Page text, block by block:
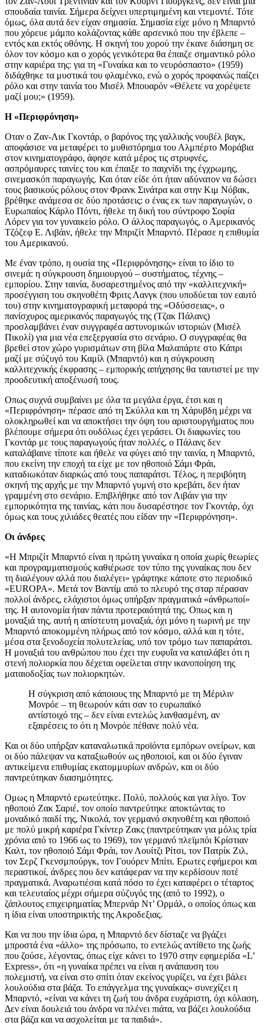
σπουδαία ταινία. Σήμερα δείχνει υπερτιμημένη και ντεμοντέ. Τότε
όμως, όλα αυτά δεν είχαν σημασία. Σημασία είχε μόνο η Μπαρντό
που χόρευε μάμπο κολάζοντας κάθε αρσενικό που την έβλεπε –
εντός και εκτός οθόνης. Η σκηνή του χορού την έκανε διάσημη σε
όλον τον κόσμο και ο χορός γενικότερα θα έπαιζε σημαντικό ρόλο
στην καριέρα της: για τη «Γυναίκα και το νευρόσπαστο» (1959)
διδάχθηκε τα μυστικά του φλαμένκο, ενώ ο χορός προφανώς παίζει
ρόλο και στην ταινία του Μισέλ Μπουαρόν «Θέλετε να χορέψετε
μαζί μου;» (1959).
Η «Περιφρόνηση»
Οταν ο Ζαν-Λικ Γκοντάρ, ο βαρόνος της γαλλικής νουβέλ βαγκ,
αποφάσισε να μεταφέρει το μυθιστόρημα του Αλμπέρτο Μοράβια
στον κινηματογράφο, άφησε κατά μέρος τις στρυφνές,
ασπρόμαυρες ταινίες του και έπαιξε το παιχνίδι της έγχρωμης,
σινεμασκόπ παραγωγής. Και όταν είδε ότι ήταν αδύνατον να δώσει
τους βασικούς ρόλους στον Φρανκ Σινάτρα και στην Κιμ Νόβακ,
βρέθηκε ανάμεσα σε δύο προτάσεις: ο ένας εκ των παραγωγών, ο
Ευρωπαίος Κάρλο Πόντι, ήθελε τη δική του σύντροφο Σοφία
Λόρεν για τον γυναικείο ρόλο. Ο άλλος παραγωγός, ο Αμερικανός
Τζόζεφ Ε. Λιβάιν, ήθελε την Μπριζίτ Μπαρντό. Πέρασε η επιθυμία
του Αμερικανού.
Με έναν τρόπο, η ουσία της «Περιφρόνησης» είναι το ίδιο το
σινεμά: η σύγκρουση δημιουργού – συστήματος, τέχνης –
εμπορίου. Στην ταινία, δυσαρεστημένος από την «καλλιτεχνική»
προσέγγιση του σκηνοθέτη Φριτς Λανγκ (που υποδύεται τον εαυτό
του) στην κινηματογραφική μεταφορά της «Οδύσσειας», ο
πανίσχυρος αμερικανός παραγωγός της (Τζακ Πάλανς)
προσλαμβάνει έναν συγγραφέα αστυνομικών ιστοριών (Μισέλ
Πικολί) για μια νέα επεξεργασία στο σενάριο. Ο συγγραφέας θα
βρεθεί στον χώρο γυρισμάτων στη βίλα Μαλαπάρτε στο Κάπρι
μαζί με σύζυγό του Καμίλ (Μπαρντό) και η σύγκρουση
καλλιτεχνικής έκφρασης – εμπορικής απήχησης θα ταυτιστεί με την
προοδευτική αποξένωσή τους.
Οπως συχνά συμβαίνει με όλα τα μεγάλα έργα, έτσι και η
«Περιφρόνηση» πέρασε από τη Σκύλλα και τη Χάρυβδη μέχρι να
ολοκληρωθεί και να αποκτήσει την όψη του αριστουργήματος που
βλέπουμε σήμερα ότι ουδόλως έχει γεράσει. Οι διαφωνίες του
Γκοντάρ με τους παραγωγούς ήταν πολλές, ο Πάλανς δεν
καταλάβαινε τίποτε και ήθελε να φύγει από την ταινία, η Μπαρντό,
που εκείνη την εποχή τα είχε με τον ηθοποιό Σάμι Φράι,
καταδιωκόταν διαρκώς από τους παπαράτσι. Τέλος, η περιβόητη
σκηνή της αρχής με την Μπαρντό γυμνή στο κρεβάτι, δεν ήταν
γραμμένη στο σενάριο. Επιβλήθηκε από τον Λιβάιν για την
εμπορικότητα της ταινίας, κάτι που δυσαρέστησε τον Γκοντάρ, όχι
όμως και τους χιλιάδες θεατές που είδαν την «Περιφρόνηση».
Οι άνδρες
«Η Μπριζίτ Μπαρντό είναι η πρώτη γυναίκα η οποία χωρίς θεωρίες
και προγραμματισμούς καθιέρωσε τον τύπο της γυναίκας που δεν
τη διαλέγουν αλλά που διαλέγει» γράφτηκε κάποτε στο περιοδικό
«EUROPA». Μετά τον Βαντίμ από το πλευρό της σταρ πέρασαν
πολλοί άνδρες, ελάχιστοι όμως υπήρξαν πραγματικά «άνθρωποί»
της. Η αυτονομία ήταν πάντα προτεραιότητά της. Οπως και η
μοναξιά της, αυτή η απίστευτη μοναξιά, όχι μόνο η τωρινή με την
Μπαρντό αποκομμένη πλήρως από τον κόσμο, αλλά και η τότε,
μέσα στα ξενοδοχεία πολυτελείας, υπό τον τρόμο των παπαράτσι.
Η μοναξιά του ανθρώπου που έχει την ευφυΐα να καταλάβει ότι η
στενή πολιορκία που δέχεται οφείλεται στην ικανοποίηση της
ματαιοδοξίας των πολιορκητών.
Η σύγκριση από κάποιους της Μπαρντό με τη Μέριλιν
Μονρόε – τη θεωρούν κάτι σαν το ευρωπαϊκό
αντίστοιχό της – δεν είναι εντελώς λανθασμένη, αν
εξαιρέσεις το ότι η Μονρόε πέθανε πολύ νέα.
Και οι δύο υπήρξαν καταναλωτικά προϊόντα εμπόρων ονείρων, και
οι δύο πάλεψαν να καταξιωθούν ως ηθοποιοί, και οι δύο έγιναν
αντικείμενα επιθυμίας εκατομμυρίων ανδρών, και οι δύο
παντρεύτηκαν διασημότητες.
Ομως η Μπαρντό ερωτεύτηκε. Πολύ, πολλούς και για λίγο. Τον
ηθοποιό Ζακ Σαριέ, τον οποίο παντρεύτηκε αποκτώντας το
μοναδικό παιδί της, Νικολά, τον γερμανό σκηνοθέτη και ηθοποιό
με πολύ μικρή καριέρα Γκίντερ Ζακς (παντρεύτηκαν για μόλις τρία
χρόνια από το 1966 ως το 1969), τον γερμανό πλεϊμπόι Κρίστιαν
Καλτ, τον ηθοποιό Σάμι Φράι, τον Λουίτζι Ρίτσι, τον Πατρίκ Ζιλ,
τον Σερζ Γκενσμπούργκ, τον Γουόρεν Μπίτι. Ερωτες εφήμεροι και
περαστικοί, άνδρες που δεν κατάφεραν να την κερδίσουν ποτέ
πραγματικά. Αναρωτιέσαι κατά πόσο το έχει καταφέρει ο τέταρτος
και τελευταίος μέχρι σήμερα σύζυγός της (από το 1992), ο
ζάπλουτος επιχειρηματίας Μπερνάρ Ντ’ Ορμάλ, ο οποίος όπως και
η ίδια είναι υποστηρικτής της Ακροδεξιας.
Και να που την ίδια ώρα, η Μπαρντό δεν δίσταζε να βγάζει
μπροστά ένα «άλλο» της πρόσωπο, το εντελώς αντίθετο της ζωής
που ζούσε, λέγοντας, όπως είχε κάνει το 1970 στην εφημερίδα «L’
Express», ότι «η γυναίκα πρέπει να είναι η ανάπαυση του
πολεμιστή, να είναι στο σπίτι όταν εκείνος γυρίζει, να έχει βάλει
λουλούδια στα βάζα. Το επάγγελμα της γυναίκας» συνεχίζει η
Μπαρντό, «είναι να κάνει τη ζωή του άνδρα ευχάριστη, όχι κόλαση.
Δεν είναι δουλειά του άνδρα να πλένει πιάτα, να βάζει λουλούδια
στα βάζα και να ασχολείται με τα παιδιά».